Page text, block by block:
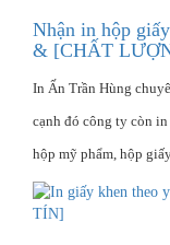
Nhận in hộp
& [CHẤT
In Ấn Trần Hùng
cạnh đó công ty còn in
hộp mỹ phẩm, hộp